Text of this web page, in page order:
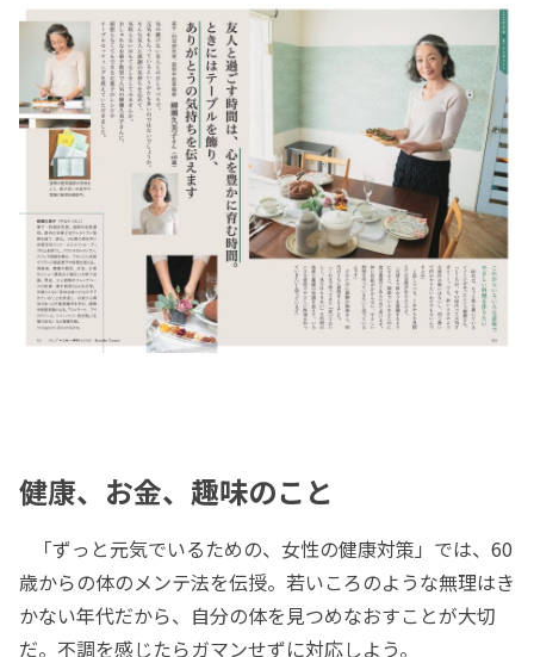
健康、お金、趣味のこと
「ずっと元気でいるための、女性の健康対策」では、60
歳からの体のメンテ法を伝授。若いころのような無理はき
かない年代だから、自分の体を見つめなおすことが大切
だ。不調を感じたらガマンせずに対応しよう。